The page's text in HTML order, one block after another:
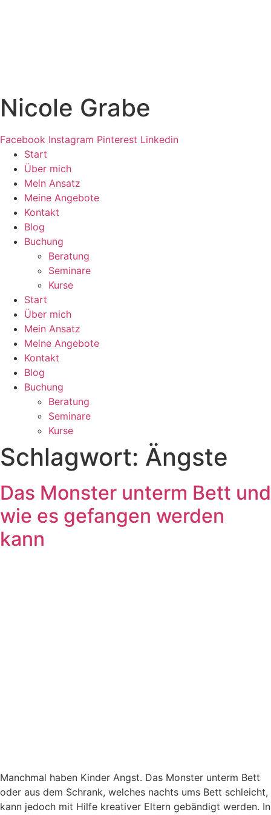
Nicole Grabe
Facebook Instagram Pinterest Linkedin
Start
Über mich
Mein Ansatz
Meine Angebote
Kontakt
Blog
Buchung
Beratung
Seminare
Kurse
Start
Über mich
Mein Ansatz
Meine Angebote
Kontakt
Blog
Buchung
Beratung
Seminare
Kurse
Schlagwort: Ängste
Das Monster unterm Bett und
wie es gefangen werden
kann
Manchmal haben Kinder Angst. Das Monster unterm Bett
oder aus dem Schrank, welches nachts ums Bett schleicht,
kann jedoch mit Hilfe kreativer Eltern gebändigt werden. In